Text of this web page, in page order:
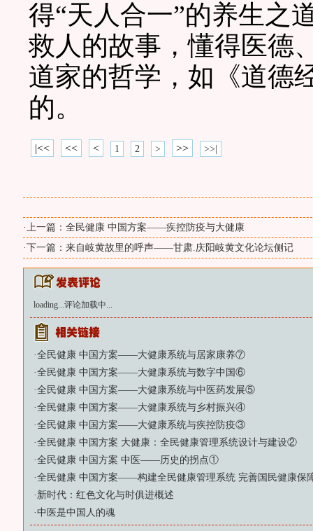
得“天人合一”的养生之
救人的故事，懂得医德
道家的哲学，如《道德
的。
|<< << < 1 2 > >> >>|
·上一篇： 全民健康 中国方案——疾控防疫与大健康
·下一篇： 来自岐黄故里的呼声——甘肃.庆阳岐黄文化论坛侧记
loading...评论加载中...
·全民健康 中国方案——大健康系统与居家康养⑦
·全民健康 中国方案——大健康系统与数字中国⑥
·全民健康 中国方案——大健康系统与中医药发展⑤
·全民健康 中国方案——大健康系统与乡村振兴④
·全民健康 中国方案——大健康系统与疾控防疫③
·全民健康 中国方案 大健康：全民健康管理系统设计与建设②
·全民健康 中国方案 中医——历史的拐点①
·全民健康 中国方案——构建全民健康管理系统 完善国民健康保
· 新时代：红色文化与时俱进概述
·中医是中国人的魂